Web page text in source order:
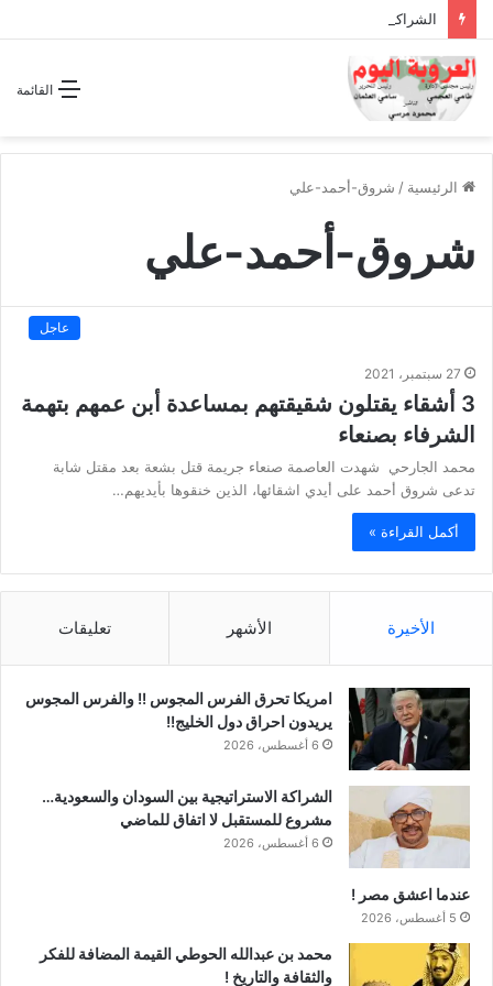
القائمة
الرئيسية / شروق-أحمد-علي
شروق-أحمد-علي
عاجل
27 سبتمبر، 2021
3 أشقاء يقتلون شقيقتهم بمساعدة أبن عمهم بتهمة
الشرفاء بصنعاء
محمد الجارحي شهدت العاصمة صنعاء جريمة قتل بشعة بعد مقتل شابة
تدعى شروق أحمد على أيدي اشقائها، الذين خنقوها بأيديهم…
أكمل القراءة »
الأخيرة الأشهر تعليقات
امريكا تحرق الفرس المجوس !! والفرس المجوس
يريدون احراق دول الخليج!!
6 أغسطس، 2026
الشراكة الاستراتيجية بين السودان والسعودية…
مشروع للمستقبل لا اتفاق للماضي
6 أغسطس، 2026
عندما اعشق مصر !
5 أغسطس، 2026
محمد بن عبدالله الحوطي القيمة المضافة للفكر
والثقافة والتاريخ !